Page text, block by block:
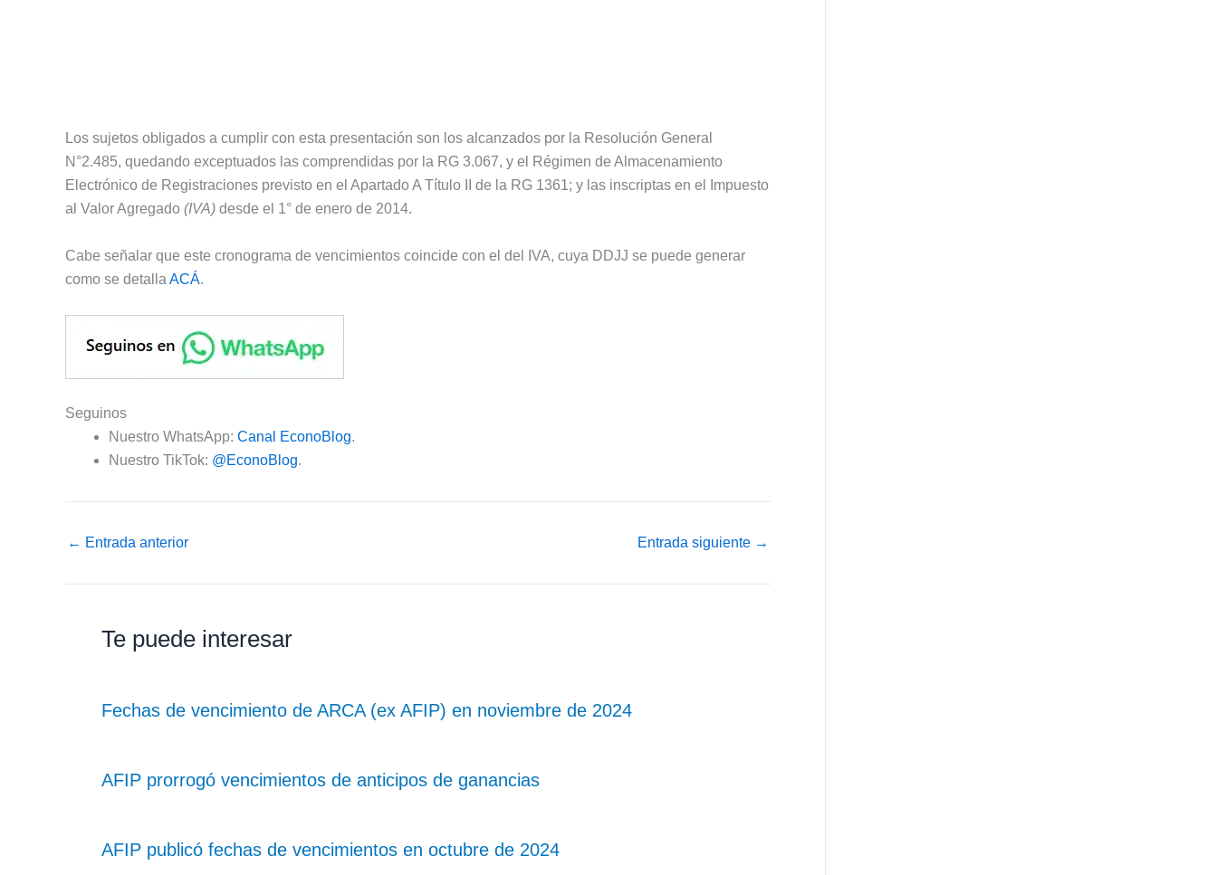
Los sujetos obligados a cumplir con esta presentación son los alcanzados por la Resolución General
N°2.485, quedando exceptuados las comprendidas por la RG 3.067, y el Régimen de Almacenamiento
Electrónico de Registraciones previsto en el Apartado A Título II de la RG 1361; y las inscriptas en el Impuesto
al Valor Agregado (IVA) desde el 1° de enero de 2014.
Cabe señalar que este cronograma de vencimientos coincide con el del IVA, cuya DDJJ se puede generar
como se detalla ACÁ.
Seguinos
Nuestro WhatsApp: Canal EconoBlog.
Nuestro TikTok: @EconoBlog.
← Entrada anterior Entrada siguiente →
Te puede interesar
Fechas de vencimiento de ARCA (ex AFIP) en noviembre de 2024
AFIP prorrogó vencimientos de anticipos de ganancias
AFIP publicó fechas de vencimientos en octubre de 2024